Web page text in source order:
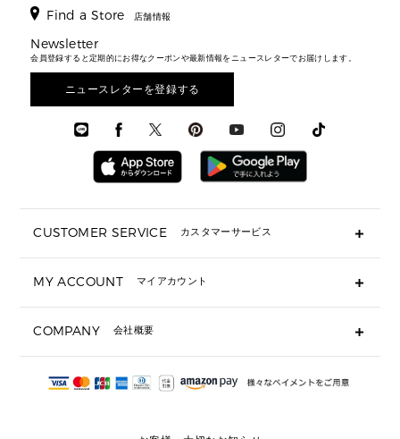
ウェア
アクセサリー
アクセサリー
メンズ バッグ
メンズ 財布・小物
メンズ シューズ
メンズ ウェア
メンズ 時計・その他
▶ メンズすべて
メンズ財布・小物
メンズアクセサリー
メンズウェア
トラベル
3 IN 1 / 2 IN 1 バッグ
▶ メンズすべて
▶ メンズすべて
▶ メンズすべて
▶ メンズすべて
▶ バッグすべて
通勤・通学アイテム
3 IN 1 バッグ
ミニ財布・フラグメントケース
▶ 小物すべて
定期ケース・カードケース・名刺入れ
スニーカー
▶ ウェア
財布・小物
時計・ジュエリー
アクセサリー
エディターレビュー
Find a Store 店舗情報
Newsletter
会員登録すると定期的にお得なクーポンや最新情報をニュースレターでお届けします。
ニュースレターを登録する
CUSTOMER SERVICE カスタマーサービス
ギフト用にラッピングができますか？
ショッピングバッグを購入商品分送ってもらえますか？
注文後に完了メールが受信できないのですが？
サイズ交換はできますか？
MY ACCOUNT マイアカウント
COMPANY 会社概要
会社概要